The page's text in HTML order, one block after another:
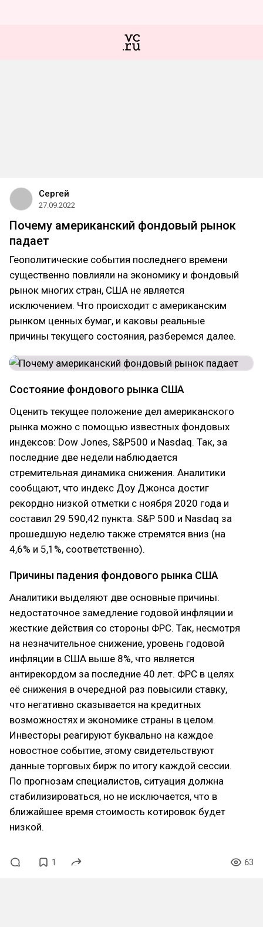
Сергей
27.09.2022
Почему американский фондовый рынок
падает
Геополитические события последнего времени
существенно повлияли на экономику и фондовый
рынок многих стран, США не является
исключением. Что происходит с американским
рынком ценных бумаг, и каковы реальные
причины текущего состояния, разберемся далее.
Состояние фондового рынка США
Оценить текущее положение дел американского
рынка можно с помощью известных фондовых
индексов: Dow Jones, S&P500 и Nasdaq. Так, за
последние две недели наблюдается
стремительная динамика снижения. Аналитики
сообщают, что индекс Доу Джонса достиг
рекордно низкой отметки с ноября 2020 года и
составил 29 590,42 пункта. S&P 500 и Nasdaq за
прошедшую неделю также стремятся вниз (на
4,6% и 5,1%, соответственно).
Причины падения фондового рынка США
Аналитики выделяют две основные причины:
недостаточное замедление годовой инфляции и
жесткие действия со стороны ФРС. Так, несмотря
на незначительное снижение, уровень годовой
инфляции в США выше 8%, что является
антирекордом за последние 40 лет. ФРС в целях
её снижения в очередной раз повысили ставку,
что негативно сказывается на кредитных
возможностях и экономике страны в целом.
Инвесторы реагируют буквально на каждое
новостное событие, этому свидетельствуют
данные торговых бирж по итогу каждой сессии.
По прогнозам специалистов, ситуация должна
стабилизироваться, но не исключается, что в
ближайшее время стоимость котировок будет
низкой.
1 63